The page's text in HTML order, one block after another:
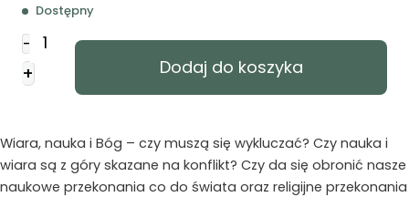
Dostępny
-
Patrząc
szerzej.
i
nauki
+ Dodaj do koszyka
Wiara, nauka i Bóg – czy muszą się wykluczać? Czy nauka i
wiara są z góry skazane na konflikt? Czy da się obronić nasze
naukowe przekonania co do świata oraz religijne przekonania